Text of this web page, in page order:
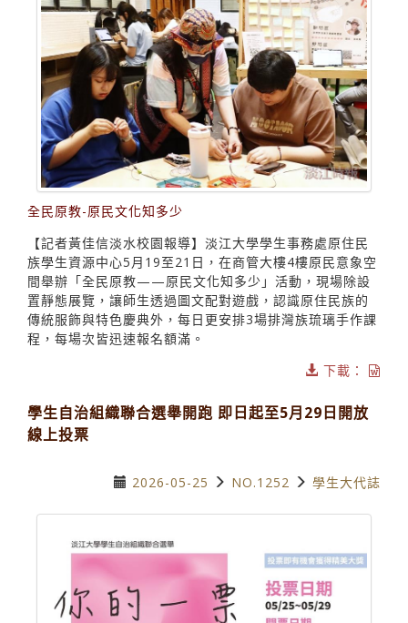
全民原教-原民文化知多少
【記者黃佳信淡水校園報導】淡江大學學生事務處原住民
族學生資源中心5月19至21日，在商管大樓4樓原民意象空
間舉辦「全民原教——原民文化知多少」活動，現場除設
置靜態展覽，讓師生透過圖文配對遊戲，認識原住民族的
傳統服飾與特色慶典外，每日更安排3場排灣族琉璃手作課
程，每場次皆迅速報名額滿。
下載：
學生自治組織聯合選舉開跑 即日起至5月29日開放
線上投票
2026-05-25 NO.1252 學生大代誌